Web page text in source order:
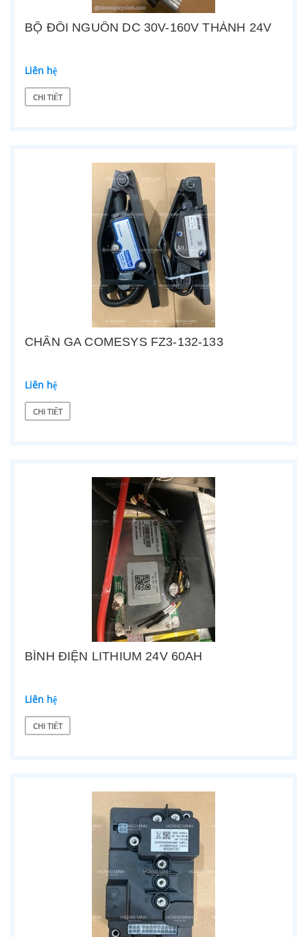
BỘ ĐỔI NGUỒN DC 30V-160V THÀNH 24V
Liên hệ
CHI TIẾT
CHÂN GA COMESYS FZ3-132-133
Liên hệ
CHI TIẾT
BÌNH ĐIỆN LITHIUM 24V 60AH
Liên hệ
CHI TIẾT